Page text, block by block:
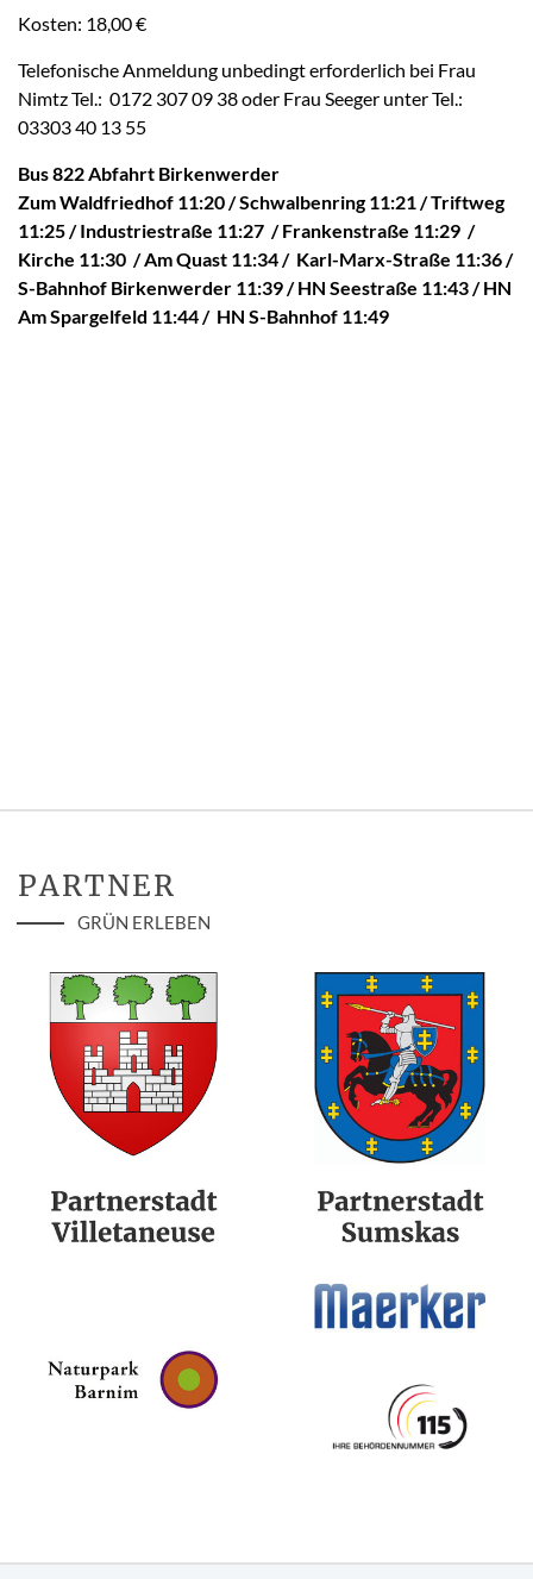
Kosten: 18,00 €
Telefonische Anmeldung unbedingt erforderlich bei Frau
Nimtz Tel.: 0172 307 09 38 oder Frau Seeger unter Tel.:
03303 40 13 55
Bus 822 Abfahrt Birkenwerder
Zum Waldfriedhof 11:20 / Schwalbenring 11:21 / Triftweg
11:25 / Industriestraße 11:27 / Frankenstraße 11:29 /
Kirche 11:30 / Am Quast 11:34 / Karl-Marx-Straße 11:36 /
S-Bahnhof Birkenwerder 11:39 / HN Seestraße 11:43 / HN
Am Spargelfeld 11:44 / HN S-Bahnhof 11:49
PARTNER
GRÜN ERLEBEN